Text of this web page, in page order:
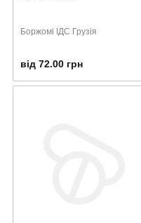
Боржомі ІДС Грузія
від 72.00 грн